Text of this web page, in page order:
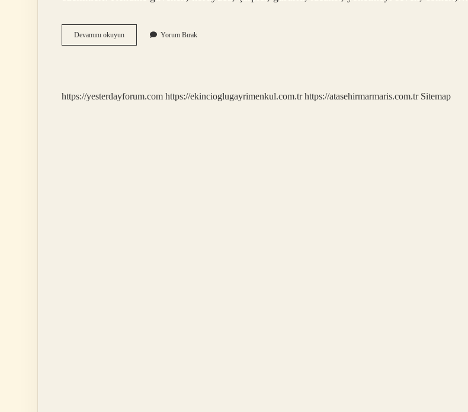
Devamını okuyunAslan
Burcu
Yorum Bırak
https://yesterdayforum.com https://ekincioglugayrimenkul.com.tr https://atasehirmarmaris.com.tr Sitemap